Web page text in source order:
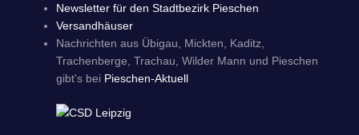
Newsletter für den Stadtbezirk Pieschen
Versandhäuser
Nachrichten aus Übigau, Mickten, Kaditz,
Trachenberge, Trachau, Wilder Mann und Pieschen
gibt's bei Pieschen-Aktuell